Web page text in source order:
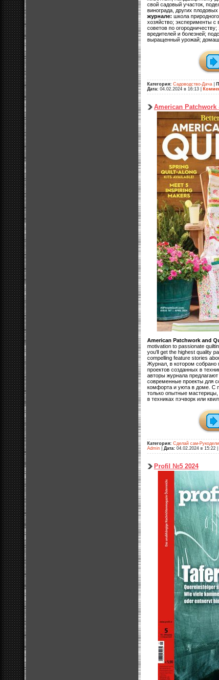
свой садовый участок,
винограда, других
журнале: школа
хозяйство; эксперименты
советов по
вредителей и болезней;
выращенный урожай;
Категория: Садоводство-Дача
Дата: 04.02.2024 в 16:13
American
American Patchwork and
motivation to passionate
you'll get the highest quality
compelling feature stories
Журнал, в котором собрано
проектов созданных в
авторы журнала
современные проекты для
комфорта и уюта в доме. С
только опытные мастерицы,
в техниках пэчворк или
Категория: Сделай сам-
Admin
Дата: 04.02.2024 в 15:22
Profil №5 2024